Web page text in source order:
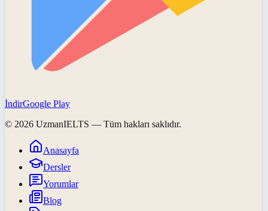
İndirGoogle Play
© 2026 UzmanIELTS — Tüm hakları saklıdır.
Anasayfa
Dersler
Yorumlar
Blog